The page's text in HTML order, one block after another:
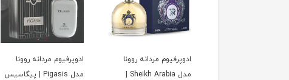
ادوپرفیوم مردانه روونا
ادوپرفیوم مردانه روونا
مدل Pigasis | پیگاسیس